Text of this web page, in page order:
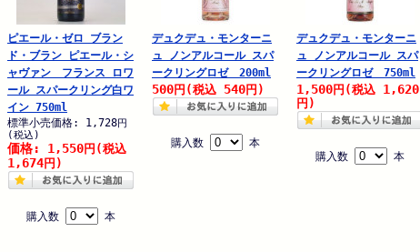
ピエール・ゼロ ブラン
ド・ブラン ピエール・シ
ャヴァン フランス ロワ
ール スパークリング白ワ
イン 750ml
標準小売価格: 1,728円
(税込)
価格: 1,550円 (税込
1,674円)
購入数 本
デュクデュ・モンターニ
ュ ノンアルコール スパ
ークリングロゼ 200ml
500円 (税込 540円)
購入数 本
デュクデュ・モンターニ
ュ ノンアルコール スパ
ークリングロゼ 750ml
1,500円 (税込 1,620
円)
購入数 本